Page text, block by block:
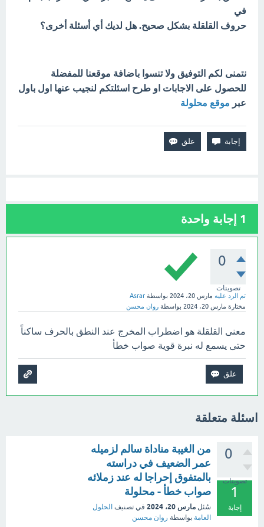
في
حروف القلقلة بشكل صحيح. هل لديك أي أسئلة أخرى؟
نتمنى لكم التوفيق ولا تنسوا باضافة موقعنا للمفضلة
للحصول على الاجابات او طرح اسئلتكم لنجيب عنها اول باول
عبر موقع محلولة
1 إجابة واحدة
0
تصويتات
تم الرد عليه مارس 20، 2024 بواسطة Asrar
مختارة مارس 20، 2024 بواسطة روان محسن
معنى القلقلة هو اضطراب المخرج عند النطق بالحرف ساكناً
حتى يسمع له نبرة قوية صواب خطأ
اسئلة متعلقة
0
تصويتات
1
إجابة
من الغيبة مناداة سالم لزميله
عمر الضعيف في دراسته
بالمتفوق إحراجا له عند زملائه
صواب خطأ - محلولة
سُئل مارس 20، 2024 في تصنيف الحلول
العامة بواسطة روان محسن